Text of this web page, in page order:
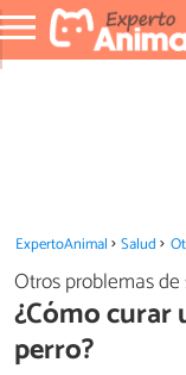
ExpertoAnimal Salud
Otros problemas de
¿Cómo curar
perro?